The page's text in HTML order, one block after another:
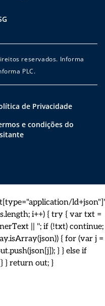
reservados. Informa
PLC.
de Privacidade
e condições do
i++) { try { var txt =
|| ''; if (!txt) continue;
{ for (var j =
} } else if
} return out; }